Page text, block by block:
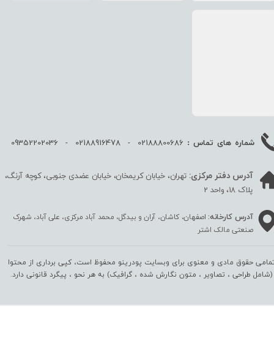
حقوق مادی و معنوی برای وبسایت پودرینو محفوظ است، کپی برداری از محتوا
(شامل طراحی ، تصاویر ، متون نگارش شده ، گرافیک) به هر نحو ،‌ پیگرد قانونی دارد.
شماره های تماس :
آدرس دفتر مرکزی: تهران، خیابان کریمخان، خیابان عضدی جنوبی، کوچه آرنگ،
پلاک 18، واحد 2
آدرس کارخانه: اصفهان، کاشان، آران و بیدگل، محمد آباد مرکزی، علی آباد، شهرک
صنعتی مالک اشتر